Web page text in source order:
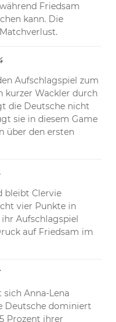
Friedsam
kann. Die
Aufschlagspiel zum
kurzer Wackler durch
die Deutsche nicht
sie in diesem Game
über den ersten
bleibt Clervie
vier Punkte in
Aufschlagspiel
auf Friedsam im
Anna-Lena
Deutsche dominiert
Prozent ihrer